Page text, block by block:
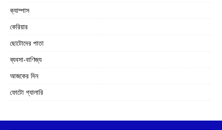
ক্যাম্পাস
কেরিয়ার
ছোটোদের পাতা
ব্যবসা-বাণিজ্য
আজকের দিন
ফোটো গ্যালারি